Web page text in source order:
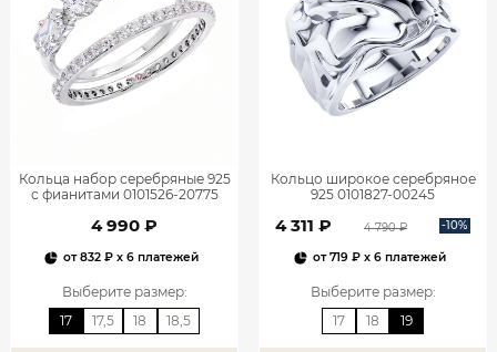
Кольца набор серебряные 925
с фианитами 0101526-20775
4 990 ₽
от832 ₽ x 6 платежей
Выберите размер:
17
17,5 18 18,5
Кольцо широкое серебряное
925 0101827-00245
4 311 ₽ 4 790 ₽ -10%
от719 ₽ x 6 платежей
Выберите размер:
17
18 19